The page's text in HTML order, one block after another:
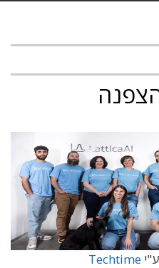
ע"י Techtime